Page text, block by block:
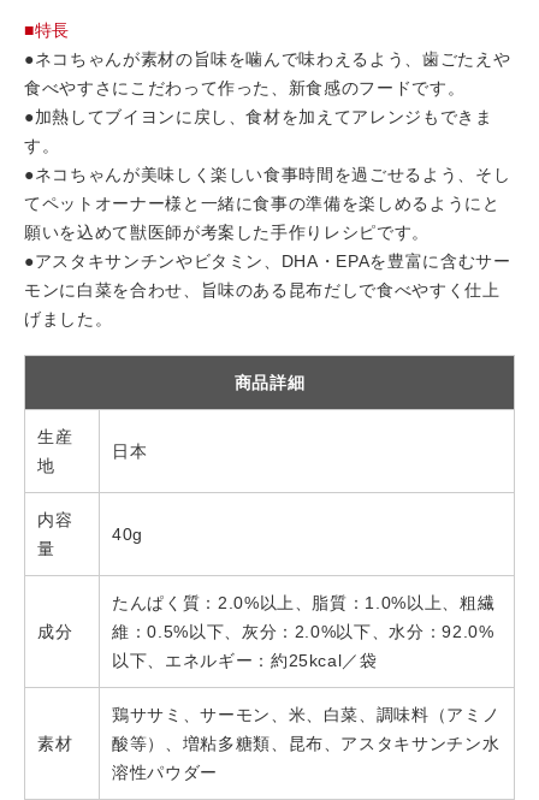
■特長
●ネコちゃんが素材の旨味を噛んで味わえるよう、歯ごたえや
食べやすさにこだわって作った、新食感のフードです。
●加熱してブイヨンに戻し、食材を加えてアレンジもできま
す。
●ネコちゃんが美味しく楽しい食事時間を過ごせるよう、そし
てペットオーナー様と一緒に食事の準備を楽しめるようにと
願いを込めて獣医師が考案した手作りレシピです。
●アスタキサンチンやビタミン、DHA・EPAを豊富に含むサー
モンに白菜を合わせ、旨味のある昆布だしで食べやすく仕上
げました。
商品詳細
生産
地
日本
内容
量
40g
成分
たんぱく質：2.0%以上、脂質：1.0%以上、粗繊
維：0.5%以下、灰分：2.0%以下、水分：92.0%
以下、エネルギー：約25kcal／袋
素材
鶏ササミ、サーモン、米、白菜、調味料（アミノ
酸等）、増粘多糖類、昆布、アスタキサンチン水
溶性パウダー